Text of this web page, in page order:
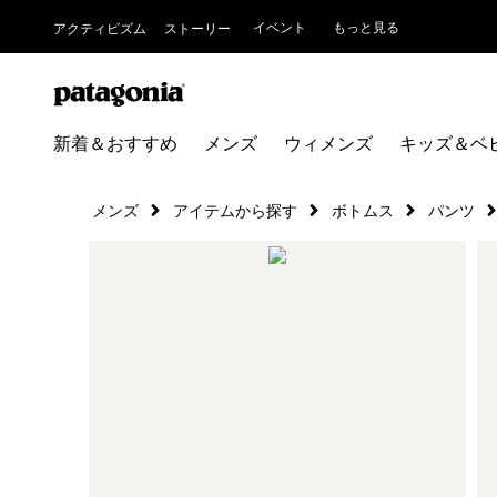
アクティビズム ストーリー イベント もっと見る
新着＆おすすめ メンズ ウィメンズ キッズ＆ベ
メンズ アイテムから探す ボトムス パンツ